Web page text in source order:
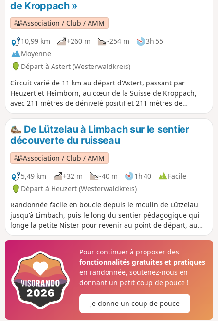
de Kroppach »
Association / Club / AMM
10,99 km
+260 m -254 m
3h 55
Moyenne
Départ à Astert (Westerwaldkreis)
Circuit varié de 11 km au départ d'Astert, passant par
Heuzert et Heimborn, au cœur de la Suisse de Kroppach,
avec 211 mètres de dénivelé positif et 211 mètres de
dénivelé négatif. La randonnée part d'Astert et longe la
Grande Nister jusqu'au « coin allemand de la Suisse de
Kroppach » (confluence de la Grande et de la Petite Nister)
près de Heimborn, avant de revenir au point de départ à
Astert.
De Lützelau à Limbach sur le sentier
découverte du ruisseau
Association / Club / AMM
5,49 km
+32 m -40 m 1h 40
Facile
Départ à Heuzert (Westerwaldkreis)
Randonnée facile en boucle depuis le moulin de Lützelau
jusqu'à Limbach, puis le long du sentier pédagogique qui
longe la petite Nister pour revenir au point de départ, au
parking de randonnée de Lüzelau.
Pour continuer à proposer des
fonctionnalités gratuites et pratiques
en randonnée, soutenez-nous en
donnant un petit coup de pouce !
Je donne un coup de pouce